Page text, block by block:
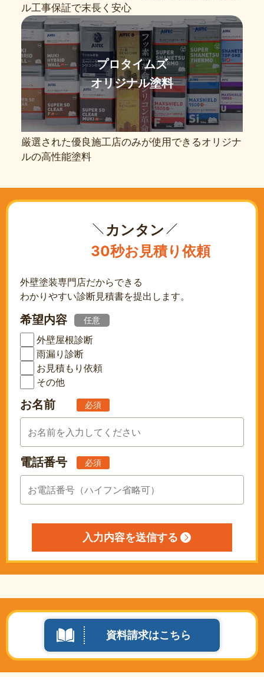
ル工事保証で末長く安心
プロタイムズ
オリジナル塗料
厳選された優良施工店のみが使用できるオリジナ
ルの高性能塗料
カンタン
30秒お見積り依頼
外壁塗装専門店だからできる
わかりやすい診断見積書を提出します。
希望内容 任意
外壁屋根診断
雨漏り診断
お見積もり依頼
その他
お名前 必須
電話番号 必須
資料請求はこちら